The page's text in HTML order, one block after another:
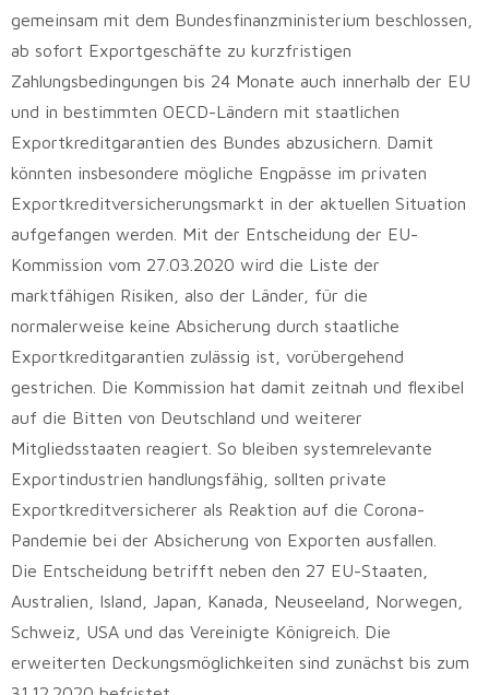
gemeinsam mit dem Bundesfinanzministerium beschlossen,
ab sofort Exportgeschäfte zu kurzfristigen
Zahlungsbedingungen bis 24 Monate auch innerhalb der EU
und in bestimmten OECD-Ländern mit staatlichen
Exportkreditgarantien des Bundes abzusichern. Damit
könnten insbesondere mögliche Engpässe im privaten
Exportkreditversicherungsmarkt in der aktuellen Situation
aufgefangen werden. Mit der Entscheidung der EU-
Kommission vom 27.03.2020 wird die Liste der
marktfähigen Risiken, also der Länder, für die
normalerweise keine Absicherung durch staatliche
Exportkreditgarantien zulässig ist, vorübergehend
gestrichen. Die Kommission hat damit zeitnah und flexibel
auf die Bitten von Deutschland und weiterer
Mitgliedsstaaten reagiert. So bleiben systemrelevante
Exportindustrien handlungsfähig, sollten private
Exportkreditversicherer als Reaktion auf die Corona-
Pandemie bei der Absicherung von Exporten ausfallen.
Die Entscheidung betrifft neben den 27 EU-Staaten,
Australien, Island, Japan, Kanada, Neuseeland, Norwegen,
Schweiz, USA und das Vereinigte Königreich. Die
erweiterten Deckungsmöglichkeiten sind zunächst bis zum